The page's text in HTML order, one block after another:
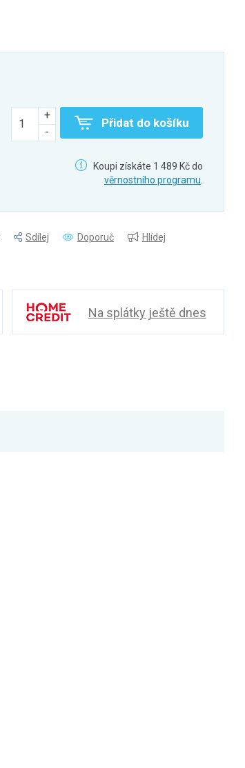
Přidat do košíku
Koupi získáte 1 489 Kč do
věrnostního programu
Sdílej Doporuč
Hlídej
Na splátky ještě dnes